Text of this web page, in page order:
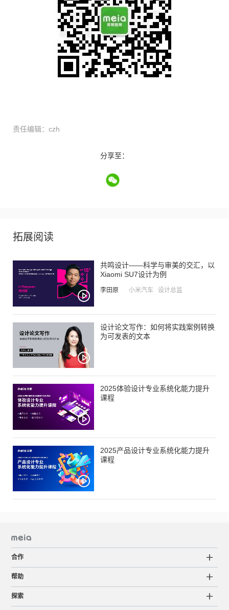
责任编辑：czh
分享至：
拓展阅读
共鸣设计——科学与审美的交汇，以
Xiaomi SU7设计为例
李田原 小米汽车 设计总监
设计论文写作：如何将实践案例转换
为可发表的文本
2025体验设计专业系统化能力提升
课程
2025产品设计专业系统化能力提升
课程
合作
帮助
探索